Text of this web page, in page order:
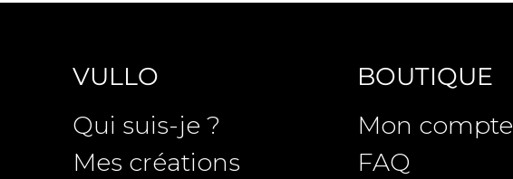
VULLO
Qui suis-je ?
Mes créations
BOUTIQUE
Mon compte
FAQ